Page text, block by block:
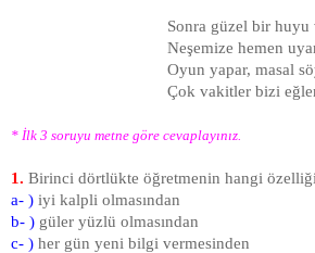
Sonra güzel bir huyu
Neşemize hemen
Oyun yapar, masal
Çok vakitler bizi
* İlk 3 soruyu metne göre cevaplayınız.
1. Birinci dörtlükte öğretmenin hangi
a- ) iyi kalpli olmasından
b- ) güler yüzlü olmasından
c- ) her gün yeni bilgi vermesinden